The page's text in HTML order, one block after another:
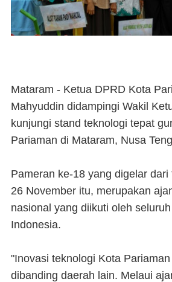
Mataram - Ketua DPRD Kota
Mahyuddin didampingi Wakil
kunjungi stand teknologi tepat
Pariaman di Mataram, Nusa
Pameran ke-18 yang digelar
26 November itu, merupakan
nasional yang diikuti oleh
Indonesia.
"Inovasi teknologi Kota
dibanding daerah lain. Melaui